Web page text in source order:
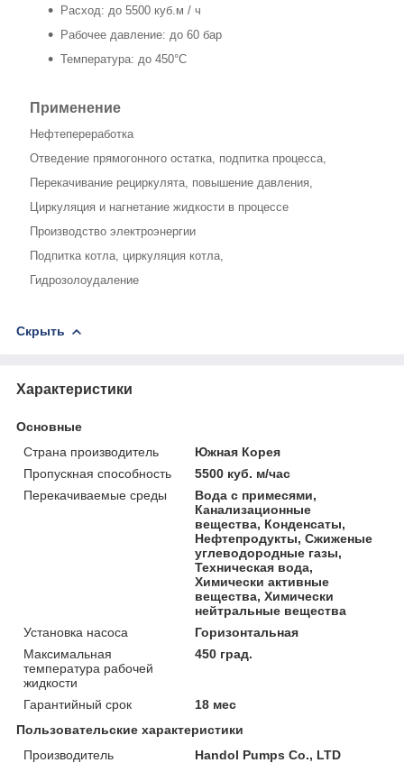
Расход: до 5500 куб.м / ч
Рабочее давление: до 60 бар
Температура: до 450°C
Применение
Нефтепереработка
Отведение прямогонного остатка, подпитка процесса,
Перекачивание рециркулята, повышение давления,
Циркуляция и нагнетание жидкости в процессе
Производство электроэнергии
Подпитка котла, циркуляция котла,
Гидрозолоудаление
Скрыть
Характеристики
Основные
Страна производитель
Южная Корея
Пропускная способность
5500 куб. м/час
Перекачиваемые среды
Вода с примесями,
Канализационные
вещества, Конденсаты,
Нефтепродукты, Сжиженые
углеводородные газы,
Техническая вода,
Химически активные
вещества, Химически
нейтральные вещества
Установка насоса
Горизонтальная
Максимальная
температура рабочей
жидкости
450 град.
Гарантийный срок
18 мес
Пользовательские характеристики
Производитель
Handol Pumps Co., LTD